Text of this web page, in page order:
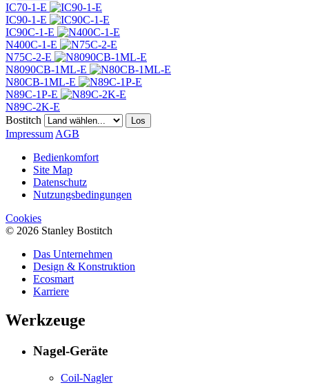
IC70-1-E
IC90-1-E
IC90C-1-E
N400C-1-E
N75C-2-E
N8090CB-1ML-E
N80CB-1ML-E
N89C-1P-E
N89C-2K-E
Bostitch
Los
Impressum AGB
Bedienkomfort
Site Map
Datenschutz
Nutzungsbedingungen
Cookies
© 2026 Stanley Bostitch
Das Unternehmen
Design & Konstruktion
Ecosmart
Karriere
Werkzeuge
Nagel-Geräte
Coil-Nagler